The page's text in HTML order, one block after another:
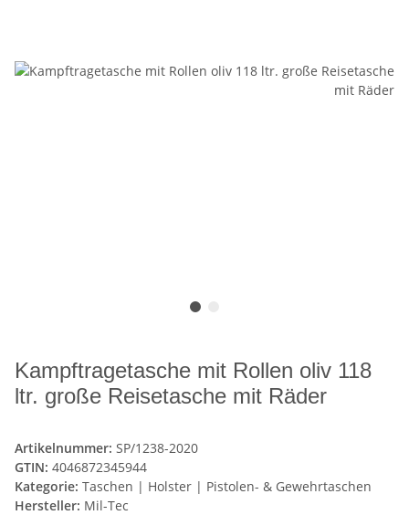
Kampftragetasche mit Rollen oliv 118
ltr. große Reisetasche mit Räder
Artikelnummer: SP/1238-2020
GTIN: 4046872345944
Kategorie: Taschen | Holster | Pistolen- & Gewehrtaschen
Hersteller: Mil-Tec